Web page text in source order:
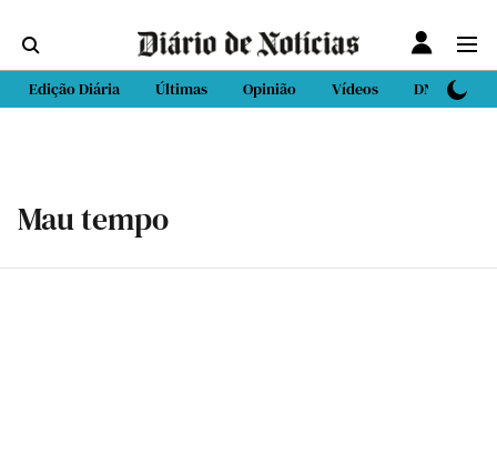
Edição Diária Últimas Opinião Vídeos DN Sport
Mau tempo